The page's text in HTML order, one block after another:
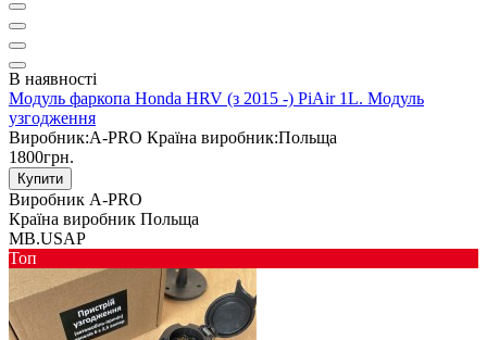
В наявності
Модуль фаркопа Honda HRV (з 2015 -) PiAir 1L. Модуль
узгодження
Виробник:A-PRO Країна виробник:Польща
1800грн.
Купити
Виробник A-PRO
Країна виробник Польща
MB.USAP
Toп